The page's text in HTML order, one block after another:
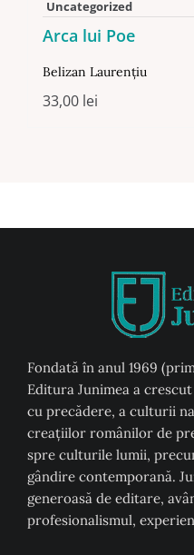
Uncategorized
Arca lui Poe
Belizan Laurențiu
33,00 lei
Fondată în anul 1969
Editura Junimea a
cu precădere, a culturii
creaţiilor românilor de
spre culturile lumii,
gândire contemporană.
generoasă de editare,
profesionalismul,